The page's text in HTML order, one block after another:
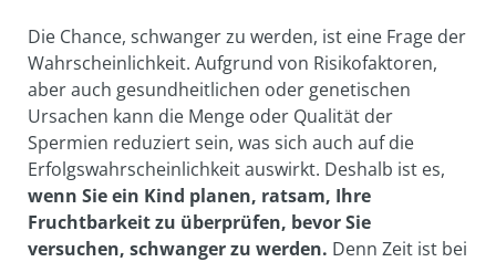
Die Chance, schwanger zu werden, ist eine Frage der
Wahrscheinlichkeit. Aufgrund von Risikofaktoren,
aber auch gesundheitlichen oder genetischen
Ursachen kann die Menge oder Qualität der
Spermien reduziert sein, was sich auch auf die
Erfolgswahrscheinlichkeit auswirkt. Deshalb ist es,
wenn Sie ein Kind planen, ratsam, Ihre
Fruchtbarkeit zu überprüfen, bevor Sie
versuchen, schwanger zu werden. Denn Zeit ist bei